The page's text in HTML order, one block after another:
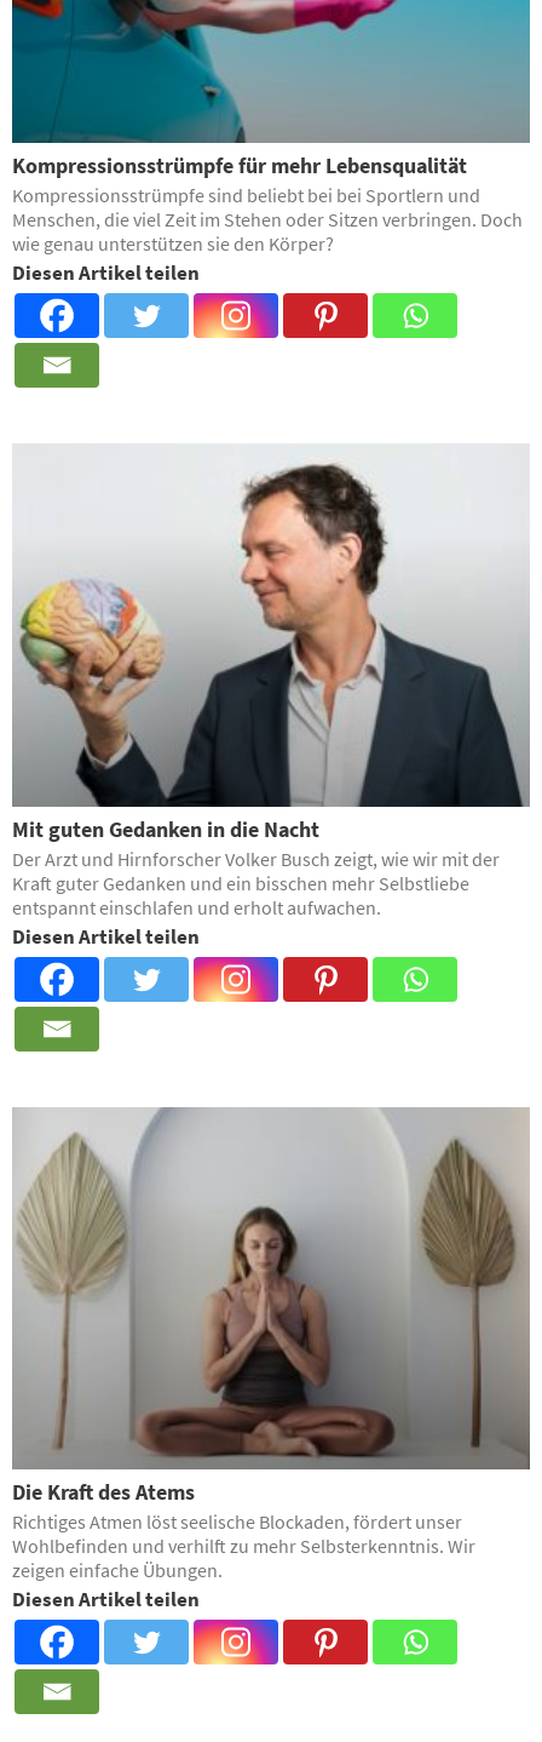
Kompressionsstrümpfe für mehr Lebensqualität
Kompressionsstrümpfe sind beliebt bei bei Sportlern und
Menschen, die viel Zeit im Stehen oder Sitzen verbringen. Doch
wie genau unterstützen sie den Körper?
Diesen Artikel teilen
Mit guten Gedanken in die Nacht
Der Arzt und Hirnforscher Volker Busch zeigt, wie wir mit der
Kraft guter Gedanken und ein bisschen mehr Selbstliebe
entspannt ­einschlafen und erholt aufwachen.
Diesen Artikel teilen
Die Kraft des Atems
Richtiges Atmen löst seelische Blockaden, fördert unser
Wohlbefinden und verhilft zu mehr Selbsterkenntnis. Wir
zeigen einfache Übungen.
Diesen Artikel teilen